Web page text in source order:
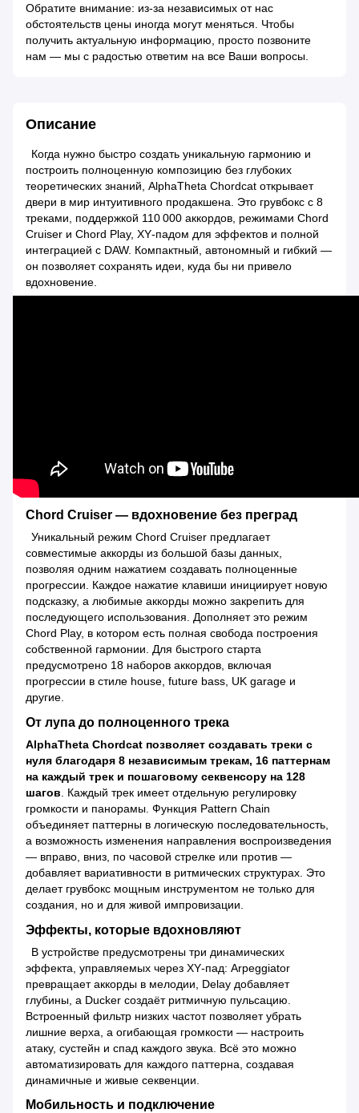
Обратите внимание: из-за независимых от нас
обстоятельств цены иногда могут меняться. Чтобы
получить актуальную информацию, просто позвоните
нам — мы с радостью ответим на все Ваши вопросы.
Описание
Когда нужно быстро создать уникальную гармонию и
построить полноценную композицию без глубоких
теоретических знаний, AlphaTheta Chordcat открывает
двери в мир интуитивного продакшена. Это грувбокс с 8
треками, поддержкой 110 000 аккордов, режимами Chord
Cruiser и Chord Play, XY‑падом для эффектов и полной
интеграцией с DAW. Компактный, автономный и гибкий —
он позволяет сохранять идеи, куда бы ни привело
вдохновение.
Chord Cruiser — вдохновение без преград
Уникальный режим Chord Cruiser предлагает
совместимые аккорды из большой базы данных,
позволяя одним нажатием создавать полноценные
прогрессии. Каждое нажатие клавиши инициирует новую
подсказку, а любимые аккорды можно закрепить для
последующего использования. Дополняет это режим
Chord Play, в котором есть полная свобода построения
собственной гармонии. Для быстрого старта
предусмотрено 18 наборов аккордов, включая
прогрессии в стиле house, future bass, UK garage и
другие.
От лупа до полноценного трека
AlphaTheta Chordcat позволяет создавать треки с
нуля благодаря 8 независимым трекам, 16 паттернам
на каждый трек и пошаговому секвенсору на 128
шагов . Каждый трек имеет отдельную регулировку
громкости и панорамы. Функция Pattern Chain
объединяет паттерны в логическую последовательность,
а возможность изменения направления воспроизведения
— вправо, вниз, по часовой стрелке или против —
добавляет вариативности в ритмических структурах. Это
делает грувбокс мощным инструментом не только для
создания, но и для живой импровизации.
Эффекты, которые вдохновляют
В устройстве предусмотрены три динамических
эффекта, управляемых через XY‑пад: Arpeggiator
превращает аккорды в мелодии, Delay добавляет
глубины, а Ducker создаёт ритмичную пульсацию.
Встроенный фильтр низких частот позволяет убрать
лишние верха, а огибающая громкости — настроить
атаку, сустейн и спад каждого звука. Всё это можно
автоматизировать для каждого паттерна, создавая
динамичные и живые секвенции.
Мобильность и подключение